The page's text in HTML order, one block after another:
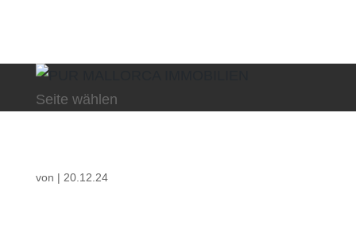
Seite wählen
von | 20.12.24